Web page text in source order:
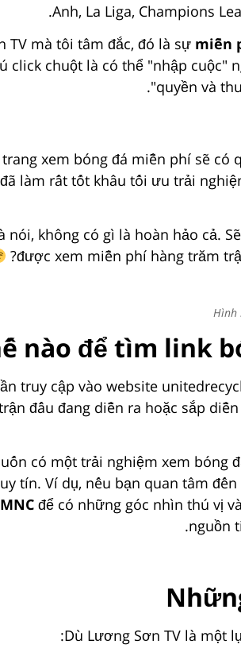
Anh, La Liga, Champions
TV mà tôi tâm đắc, đó là sự miễn
click chuột là có thể "nhập
quyền và
xem bóng đá miễn phí sẽ
làm rất tốt khâu tối ưu trải
không có gì là hoàn hảo cả.
được xem miễn phí hàng trăm
Hình
nào để tìm link
truy cập vào website
đấu đang diễn ra hoặc sắp
có một trải nghiệm xem bóng
tín. Ví dụ, nếu bạn quan tâm
để có những góc nhìn thú vị
nguồn
Dù Lương Sơn TV là một